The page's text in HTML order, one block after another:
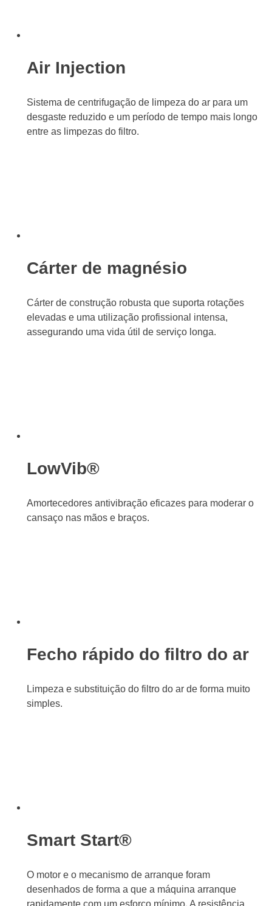
Air Injection
Sistema de centrifugação de limpeza do ar para um
desgaste reduzido e um período de tempo mais longo
entre as limpezas do filtro.
Cárter de magnésio
Cárter de construção robusta que suporta rotações
elevadas e uma utilização profissional intensa,
assegurando uma vida útil de serviço longa.
LowVib®
Amortecedores antivibração eficazes para moderar o
cansaço nas mãos e braços.
Fecho rápido do filtro do ar
Limpeza e substituição do filtro do ar de forma muito
simples.
Smart Start®
O motor e o mecanismo de arranque foram
desenhados de forma a que a máquina arranque
rapidamente com um esforço mínimo. A resistência